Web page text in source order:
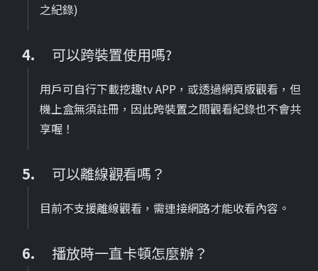
之紀錄)
可以跨裝置使用嗎?
用戶可自行下載挖趣tv APP，或透過網頁版觀看，但
機上盒無須註冊，因此跨裝置之間觀看紀錄也不會共
享喔！
可以離線觀看嗎？
目前不支援離線觀看，需連接網路才能收看內容。
播放時一直卡頓怎麼辦？